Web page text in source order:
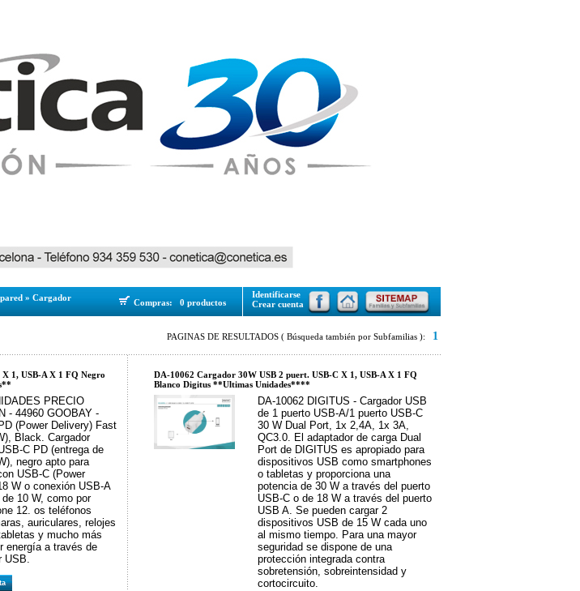
» Cargador
Compras: 0 productos
Identificarse
Crear cuenta
PAGINAS DE RESULTADOS ( Búsqueda también por Subfamilias ): 1
1, USB-A X 1 FQ Negro
PRECIO
- 44960 GOOBAY -
(Power Delivery) Fast
Black. Cargador
C PD (entrega de
negro apto para
USB-C (Power
W o conexión USB-A
10 W, como por
12. os teléfonos
auriculares, relojes
y mucho más
energía a través de
USB.
DA-10062 Cargador 30W USB 2 puert. USB-C X 1, USB-A X 1 FQ
Blanco Digitus **Ultimas Unidades****
DA-10062 DIGITUS - Cargador USB
de 1 puerto USB-A/1 puerto USB-C
30 W Dual Port, 1x 2,4A, 1x 3A,
QC3.0. El adaptador de carga Dual
Port de DIGITUS es apropiado para
dispositivos USB como smartphones
o tabletas y proporciona una
potencia de 30 W a través del puerto
USB-C o de 18 W a través del puerto
USB A. Se pueden cargar 2
dispositivos USB de 15 W cada uno
al mismo tiempo. Para una mayor
seguridad se dispone de una
protección integrada contra
sobretensión, sobreintensidad y
cortocircuito.